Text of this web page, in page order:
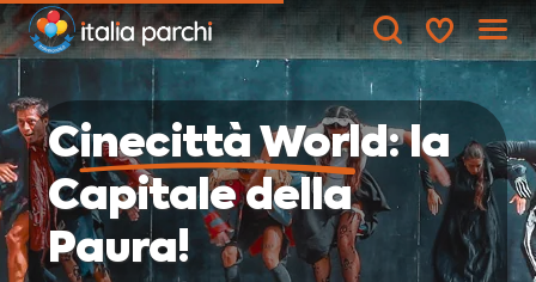
Cinecittà World: la
Capitale della
Paura!